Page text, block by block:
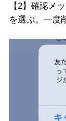
【2】確認メ
を選ぶ。一度